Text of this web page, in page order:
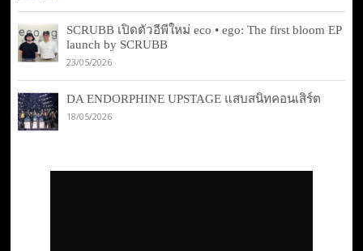
SCRUBB เปิดตัวอีพีใหม่ eco • ego: The first bloom EP
launch by SCRUBB
23/05/2026
DA ENDORPHINE UPSTAGE แสบสนิทคอนเสิร์ต
18/05/2026